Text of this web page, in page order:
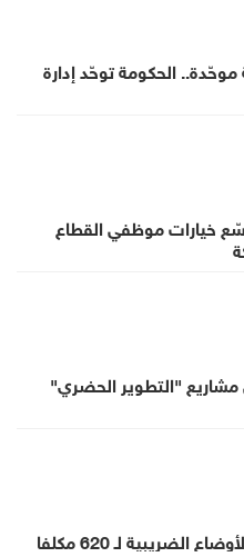
الحكومة توحّد إدارة
خيارات موظفي القطاع
من أراضي مشاريع "التطوير الحضري"
لـ 620 مكلفا